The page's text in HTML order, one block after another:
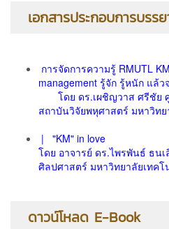
เอกสารประกอบการบรร
การจัดการความรู้ RMUTL
management รู้จัก รู้หนัก แล้ว
โดย ดร.เผชิญวาส ศรีชัย ศู
สถาบันวิจัยพหุศาสตร์ มหาวิทย
|
"KM" in love
โดย อาจารย์ ดร.ไพรพันธ์ ธน
ศิลปศาสตร์ มหาวิทยาลัยเทค
ดาวน์โหลด E-Book